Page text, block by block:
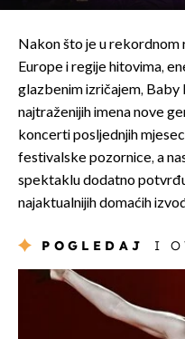
Nakon što je u
Europe i regije hitovima,
glazbenim izričajem, Baby
najtraženijih imena nove
koncerti posljednjih
festivalske pozornice, a
spektaklu dodatno
najaktualnijih domaćih
POGLEDAJ I